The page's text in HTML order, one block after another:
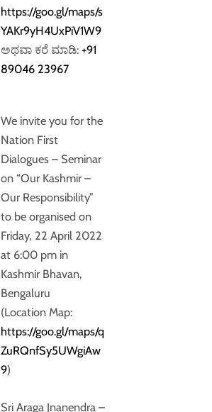
https://goo.gl/maps/s
YAKr9yH4UxPiV1W9
ಅಥವಾ ಕರೆ ಮಾಡಿ: +91
89046 23967
We invite you for the
Nation First
Dialogues – Seminar
on “Our Kashmir –
Our Responsibility”
to be organised on
Friday, 22 April 2022
at 6:00 pm in
Kashmir Bhavan,
Bengaluru
(Location Map:
https://goo.gl/maps/q
ZuRQnfSy5UWgiAw
9)
Sri Araga Jnanendra –